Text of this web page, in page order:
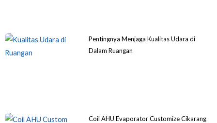
Pentingnya Menjaga Kualitas Udara di
Dalam Ruangan
Coil AHU Evaporator Customize Cikarang